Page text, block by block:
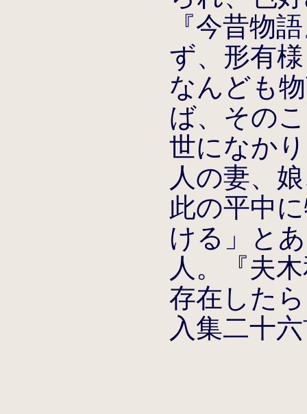
『今昔物
ず、形有
なんども
ば、その
世になか
人の妻、
此の平中
ける」と
人。『夫
存在した
入集二十